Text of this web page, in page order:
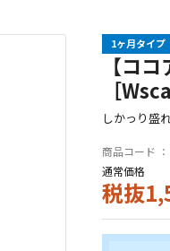
1ヶ月タイプ
【コ
［
しかっり盛
商品コード ：
通常価格
税抜